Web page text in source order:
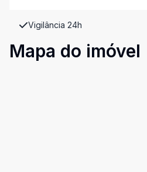
Vigilância 24h
Mapa do imóvel